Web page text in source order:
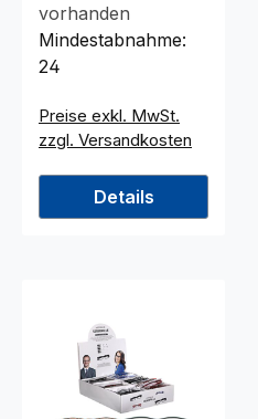
vorhanden
Mindestabnahme:
24
Preise exkl. MwSt.
zzgl. Versandkosten
Details